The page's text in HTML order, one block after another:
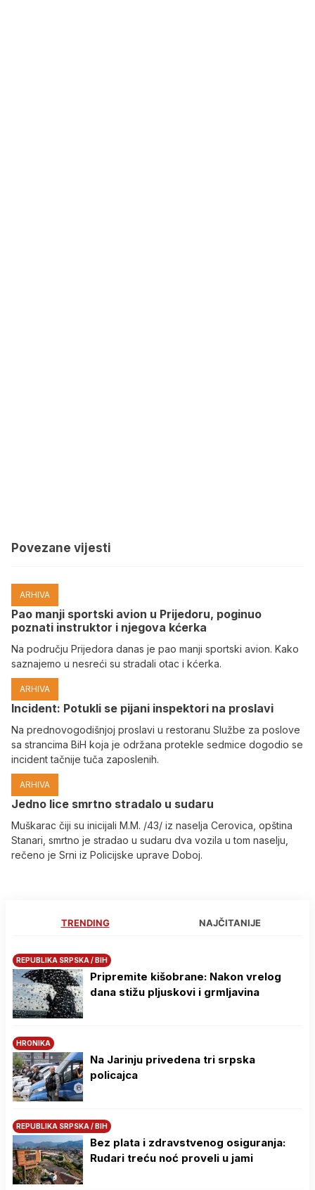
Povezane vijesti
ARHIVA
Pao manji sportski avion u Prijedoru, poginuo
poznati instruktor i njegova kćerka
Na području Prijedora danas je pao manji sportski avion. Kako
saznajemo u nesreći su stradali otac i kćerka.
ARHIVA
Incident: Potukli se pijani inspektori na proslavi
Na prednovogodišnjoj proslavi u restoranu Službe za poslove
sa strancima BiH koja je održana protekle sedmice dogodio se
incident tačnije tuča zaposlenih.
ARHIVA
Јedno lice smrtno stradalo u sudaru
Muškarac čiji su inicijali M.M. /43/ iz naselja Cerovica, opština
Stanari, smrtno je stradao u sudaru dva vozila u tom naselju,
rečeno je Srni iz Policijske uprave Doboj.
TRENDING NAJČITANIJE
REPUBLIKA SRPSKA / BIH
Pripremite kišobrane: Nakon vrelog
dana stižu pljuskovi i grmljavina
HRONIKA
Na Јarinju privedena tri srpska
policajca
REPUBLIKA SRPSKA / BIH
Bez plata i zdravstvenog osiguranja:
Rudari treću noć proveli u jami